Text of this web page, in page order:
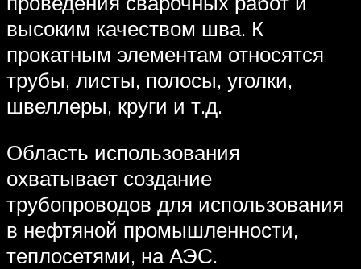
высоким качеством шва. К
прокатным элементам относятся
трубы, листы, полосы, уголки,
швеллеры, круги и т.д.
Область использования
охватывает создание
трубопроводов для использования
в нефтяной промышленности,
теплосетями, на АЭС.